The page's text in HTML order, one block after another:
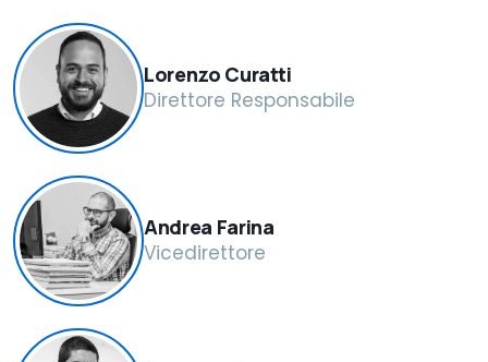
Lorenzo Curatti
Direttore Responsabile
​Andrea Farina
Vicedirettore